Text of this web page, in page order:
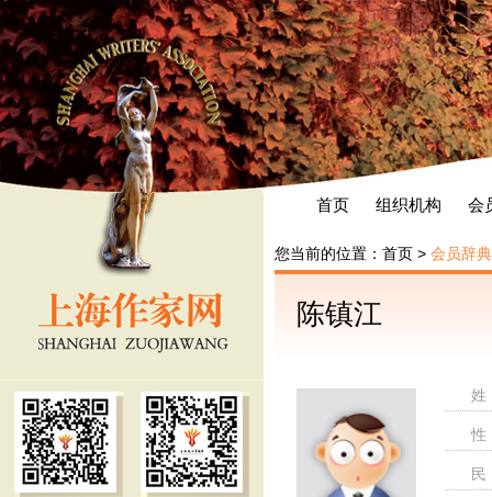
首页 组织机构 会
您当前的位置： 首页 > 会员辞典
陈镇江